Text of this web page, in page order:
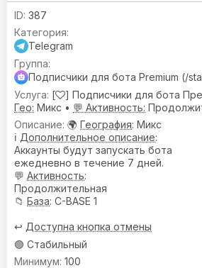
387
Telegram
Подписчики для бота Premium (/
[
] Подписчики для бота
Гео: Микс • 💬 Активность:
🌍 География: Микс
ℹ️ Дополнительное описание:
Аккаунты будут запускать бота
ежедневно в течение 7 дней.
💬 Активность:
Продолжительная
📁 База: C-BASE 1
↩️ Доступна кнопка отмены
🟢 Стабильный
100